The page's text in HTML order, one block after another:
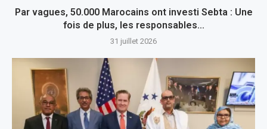
Par vagues, 50.000 Marocains ont investi Sebta : Une
fois de plus, les responsables...
31 juillet 2026